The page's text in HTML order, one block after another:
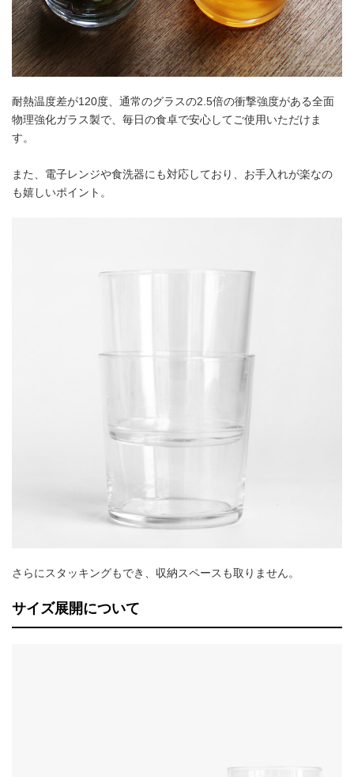
耐熱温度差が120度、通常のグラスの2.5倍の衝撃強度がある全面
物理強化ガラス製で、毎日の食卓で安心してご使用いただけま
す。
また、電子レンジや食洗器にも対応しており、お手入れが楽なの
も嬉しいポイント。
さらにスタッキングもでき、収納スペースも取りません。
サイズ展開について